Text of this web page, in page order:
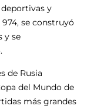
deportivas y
se construyó
y se
de Rusia
del Mundo de
más grandes